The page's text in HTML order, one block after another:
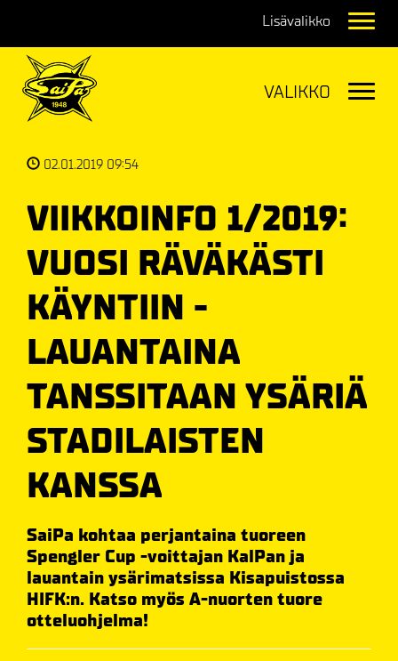
02.01.2019 09:54
VIIKKOINFO 1/2019:
VUOSI RÄVÄKÄSTI
KÄYNTIIN -
LAUANTAINA
TANSSITAAN YSÄRIÄ
STADILAISTEN
KANSSA
SaiPa kohtaa perjantaina tuoreen
Spengler Cup -voittajan KalPan ja
lauantain ysärimatsissa Kisapuistossa
HIFK:n. Katso myös A-nuorten tuore
otteluohjelma!